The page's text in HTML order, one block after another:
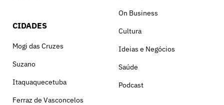
CIDADES
Mogi das Cruzes
Suzano
Itaquaquecetuba
Ferraz de Vasconcelos
On Business
Cultura
Ideias e Negócios
Saúde
Podcast